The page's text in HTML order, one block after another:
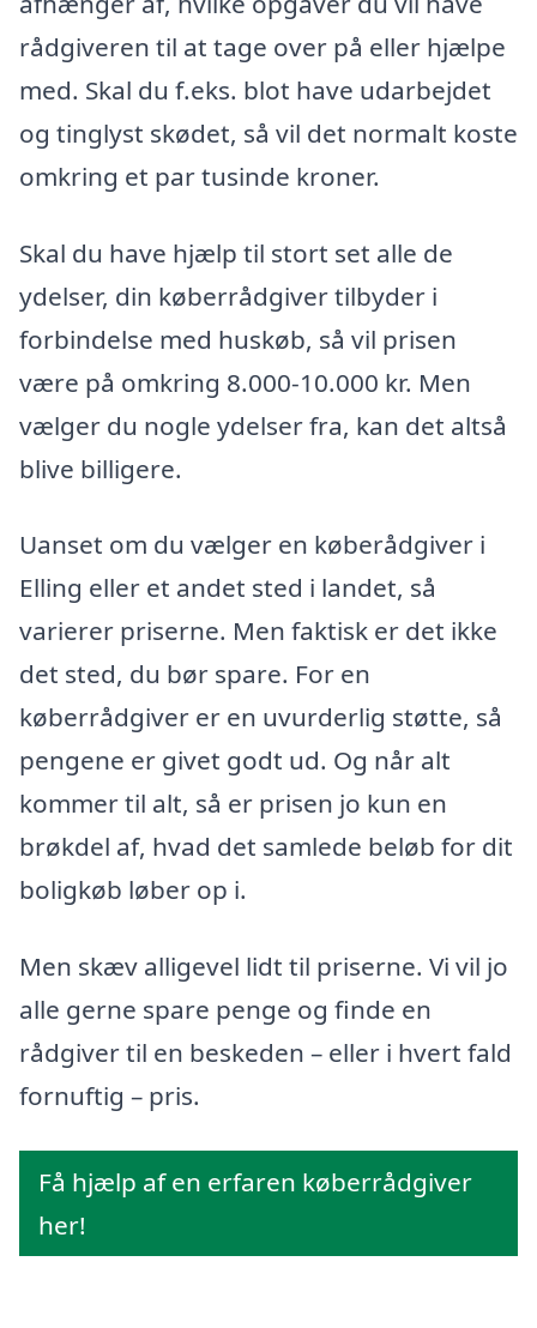
rådgiveren til at tage over på eller hjælpe
med. Skal du f.eks. blot have udarbejdet
og tinglyst skødet, så vil det normalt koste
omkring et par tusinde kroner.
Skal du have hjælp til stort set alle de
ydelser, din køberrådgiver tilbyder i
forbindelse med huskøb, så vil prisen
være på omkring 8.000-10.000 kr. Men
vælger du nogle ydelser fra, kan det altså
blive billigere.
Uanset om du vælger en køberådgiver i
Elling eller et andet sted i landet, så
varierer priserne. Men faktisk er det ikke
det sted, du bør spare. For en
køberrådgiver er en uvurderlig støtte, så
pengene er givet godt ud. Og når alt
kommer til alt, så er prisen jo kun en
brøkdel af, hvad det samlede beløb for dit
boligkøb løber op i.
Men skæv alligevel lidt til priserne. Vi vil jo
alle gerne spare penge og finde en
rådgiver til en beskeden – eller i hvert fald
fornuftig – pris.
Få hjælp af en erfaren køberrådgiver
her!